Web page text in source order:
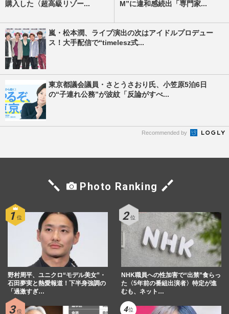
購入した〈超高級リゾー... M”に違和感続出「専門家...
嵐・松本潤、ライブ演出の次はアイドルプロデュー
ス！大手配信で“timelesz式...
東京都議会議員・さとうさおり氏、小笠原5泊6日
の“子連れ公務”が波紋「反論がすべ...
Recommended by
Photo Ranking
野村周平、ユニクロ“モデル美女”・
石田夢実と熱愛報道！下半身強調の
「過激すぎ…
NHK職員への性加害で“出禁”食らっ
た〈5年前の番組出演者〉特定が進
むも、ネット…